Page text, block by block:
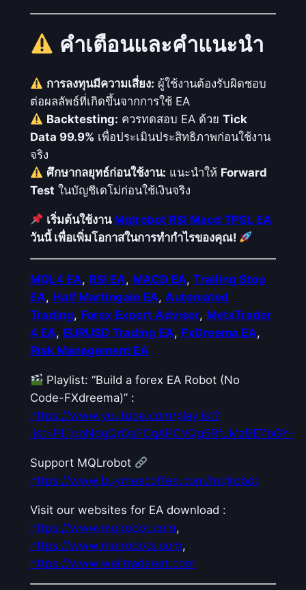
คำเตือนและคำแนะนำ
การลงทุนมีความเสี่ยง: ผู้ใช้งานต้องรับผิดชอบ
ต่อผลลัพธ์ที่เกิดขึ้นจากการใช้ EA
Backtesting: ควรทดสอบ EA ด้วย Tick
Data 99.9% เพื่อประเมินประสิทธิภาพก่อนใช้งาน
จริง
ศึกษากลยุทธ์ก่อนใช้งาน: แนะนำให้ Forward
Test ในบัญชีเดโม่ก่อนใช้เงินจริง
เริ่มต้นใช้งาน Mqlrobot RSI Macd TPSL EA
วันนี้ เพื่อเพิ่มโอกาสในการทำกำไรของคุณ!
MQL4 EA, RSI EA, MACD EA, Trailing Stop
EA, Half Martingale EA, Automated
Trading, Forex Expert Advisor, MetaTrader
4 EA, EURUSD Trading EA, FxDreema EA,
Risk Management EA
Playlist: “Build a forex EA Robot (No
Code-FXdreema)” :
https://www.youtube.com/playlist?
list=PL1goNqgQrQsFCqAPCVQg5RfuMzBE7bGY-
Support MQLrobot
https://www.buymeacoffee.com/mqlrobot
Visit our websites for EA download :
https://www.mqlrobot.com,
https://www.mqlrobots.com,
https://www.welltradenet.com